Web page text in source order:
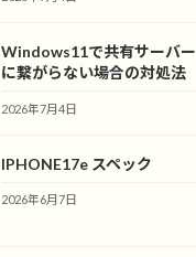
Windows11で共有サーバー
に繋がらない場合の対処法
2026年7月4日
IPHONE17e スペック
2026年6月7日